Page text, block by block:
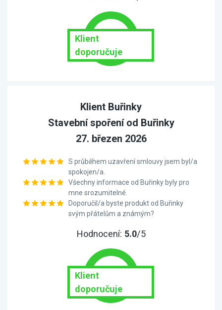
Klient
doporučuje
Klient Buřinky
Stavební spoření od Buřinky
27. březen 2026
S průběhem uzavření smlouvy jsem byl/a
spokojen/a.
Všechny informace od Buřinky byly pro
mne srozumitelné.
Doporučil/a byste produkt od Buřinky
svým přátelům a známým?
Hodnocení: 5.0/5
Klient
doporučuje